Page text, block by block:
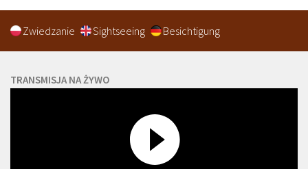
Zwiedzanie Sightseeing Besichtigung
TRANSMISJA NA ŻYWO